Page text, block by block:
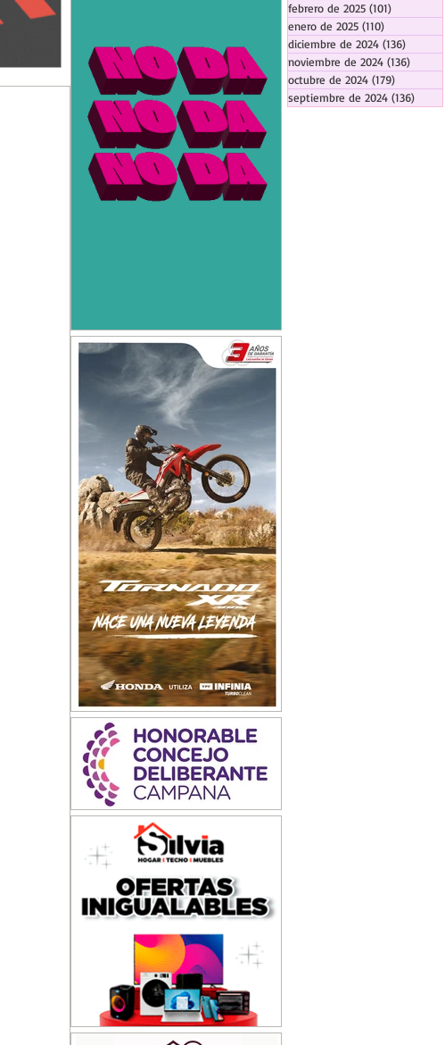
febrero de 2025 (101)
enero de 2025 (110)
diciembre de 2024 (136)
noviembre de 2024 (136)
octubre de 2024 (179)
septiembre de 2024 (136)